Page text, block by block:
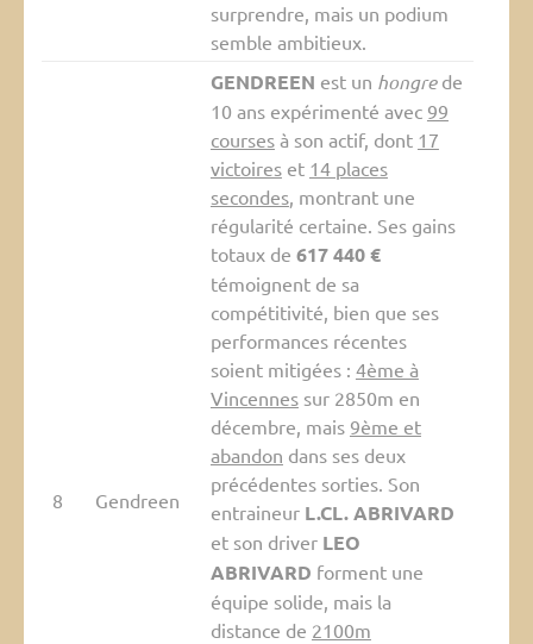
surprendre, mais un podium
semble ambitieux.
8 Gendreen
GENDREEN est un hongrede
10 ans expérimenté avec 99
coursesà son actif, dont 17
victoireset 14 places
secondes, montrant une
régularité certaine. Ses gains
totaux de 617 440 €
témoignent de sa
compétitivité, bien que ses
performances récentes
soient mitigées : 4ème à
Vincennessur 2850m en
décembre, mais 9ème et
abandon dans ses deux
précédentes sorties. Son
entraineur L.CL. ABRIVARD
et son driver LEO
ABRIVARD forment une
équipe solide, mais la
distance de 2100m